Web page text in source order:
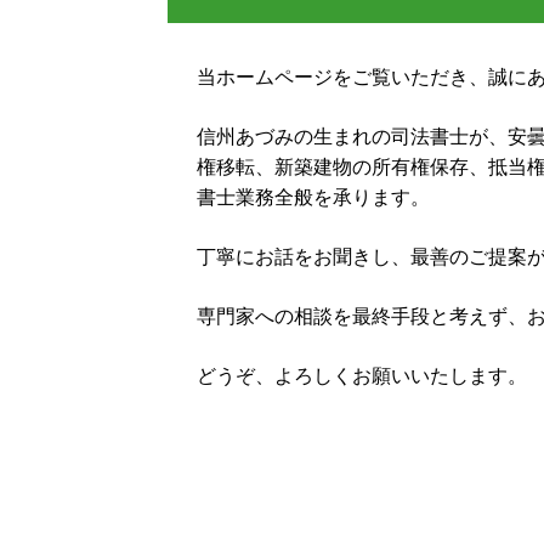
家 名義変更
不動産 共有名義 死亡
遺言 執行者
家賃 供託
遺言 信託
営業保証金
当ホームページをご覧いただき、誠に
信州あづみの生まれの司法書士が、安
権移転、新築建物の所有権保存、抵当
書士業務全般を承ります。
丁寧にお話をお聞きし、最善のご提案
専門家への相談を最終手段と考えず、
どうぞ、よろしくお願いいたします。